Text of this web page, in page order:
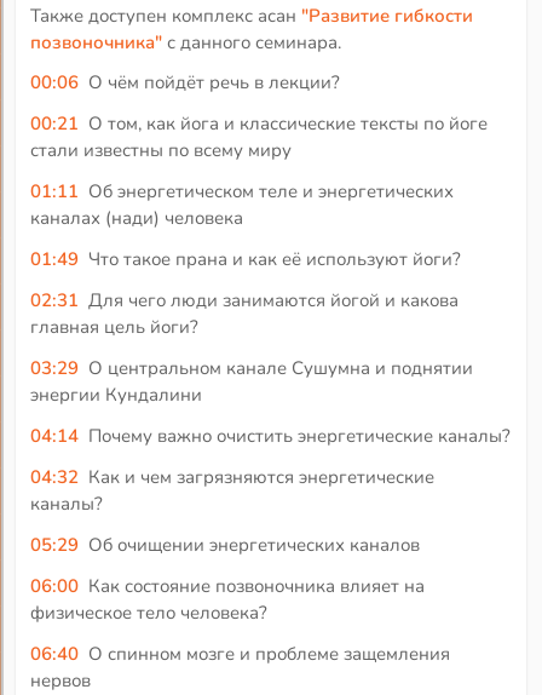
Также доступен комплекс асан "Развитие гибкости
позвоночника" с данного семинара.
00:06 О чём пойдёт речь в лекции?
00:21 О том, как йога и классические тексты по йоге
стали известны по всему миру
01:11 Об энергетическом теле и энергетических
каналах (нади) человека
01:49 Что такое прана и как её используют йоги?
02:31 Для чего люди занимаются йогой и какова
главная цель йоги?
03:29 О центральном канале Сушумна и поднятии
энергии Кундалини
04:14 Почему важно очистить энергетические каналы?
04:32 Как и чем загрязняются энергетические
каналы?
05:29 Об очищении энергетических каналов
06:00 Как состояние позвоночника влияет на
физическое тело человека?
06:40 О спинном мозге и проблеме защемления
нервов